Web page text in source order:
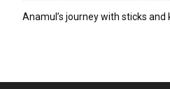
Anamul’s journey with sticks and